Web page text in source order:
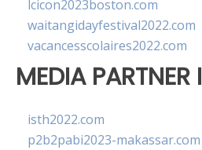
lcicon2023boston.com
waitangidayfestival2022.com
vacancesscolaires2022.com
MEDIA PARTNER
isth2022.com
p2b2pabi2023-makassar.com